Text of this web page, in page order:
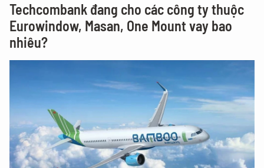
Techcombank đang cho các công ty thuộc
Eurowindow, Masan, One Mount vay bao
nhiêu?